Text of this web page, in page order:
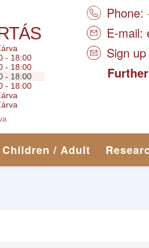
- 18:00
- 18:00
- 18:00
- 18:00
Phone:
E-mail:
Sign
Children / Adult